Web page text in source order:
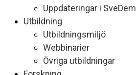
Uppdateringar i SveDem
Utbildning
Utbildningsmiljö
Webbinarier
Övriga utbildningar